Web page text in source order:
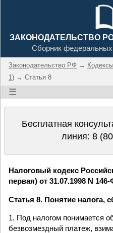
ЗАКОНОДАТЕЛЬСТВО
Сборник федеральных
Законодательство РФ → Кодексы
1) → Статья 8
☰
Бесплатная
линия: 8
Налоговый кодекс
первая) от 31.07.1998 N
Статья 8. Понятие налога,
1. Под налогом понимается
безвозмездный платеж,